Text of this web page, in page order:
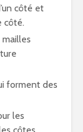
côté et
côté.
forment des
les